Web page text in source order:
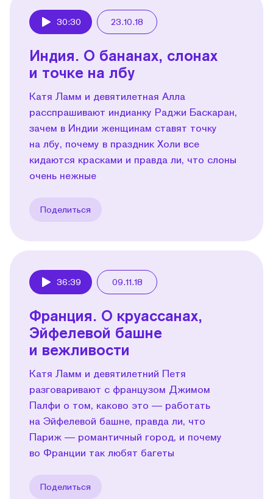
30:30 23.10.18
Индия. О бананах, слонах
и точке на лбу
Катя Ламм и девятилетная Алла
расспрашивают индианку Раджи Баскаран,
зачем в Индии женщинам ставят точку
на лбу, почему в праздник Холи все
кидаются красками и правда ли, что слоны
очень нежные
Поделиться
36:39 09.11.18
Франция. О круассанах,
Эйфелевой башне
и вежливости
Катя Ламм и девятилетний Петя
разговаривают с французом Джимом
Палфи о том, каково это — работать
на Эйфелевой башне, правда ли, что
Париж — романтичный город, и почему
во Франции так любят багеты
Поделиться